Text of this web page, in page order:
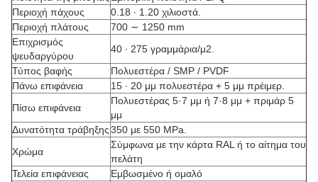
Περιοχή πάχους
0.18 ∙ 1.20 χιλιοστά.
Περιοχή πλάτους
700 ∼ 1250 mm
Επιχρισμός
ψευδαργύρου
40 ∙ 275 γραμμάρια/μ2.
Τύπος βαφής
Πολυεστέρα / SMP / PVDF
Πάνω επιφάνεια
15 ∙ 20 μμ πολυεστέρα + 5 μμ πρέιμερ.
Πίσω επιφάνεια
Πολυεστέρας 5·7 μμ ή 7·8 μμ + πριμάρ 5
μμ
Δυνατότητα τράβηξης350 με 550 MPa.
Χρώμα
Σύμφωνα με την κάρτα RAL ή το αίτημα του
πελάτη
Τελεία επιφάνειας
Εμβωσμένο ή ομαλό